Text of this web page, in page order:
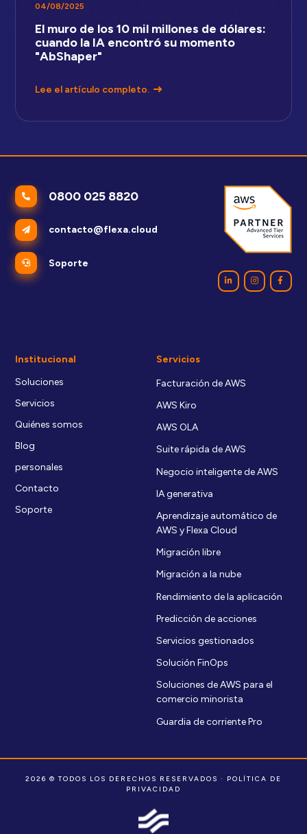
04/08/2025
El muro de los 10 mil millones de dólares:
cuando la IA encontró su momento
"AbShaper"
Lee el artículo completo.
0800 025 8820
contacto@flexa.cloud
Soporte
Institucional
Soluciones
Servicios
Quiénes somos
Blog
personales
Contacto
Soporte
Servicios
Facturación de AWS
AWS Kiro
AWS OLA
Suite rápida de AWS
Negocio inteligente de AWS
IA generativa
Aprendizaje automático de
AWS y Flexa Cloud
Migración libre
Migración a la nube
Rendimiento de la aplicación
Predicción de acciones
Servicios gestionados
Solución FinOps
Soluciones de AWS para el
comercio minorista
Guardia de corriente Pro
2026 © TODOS LOS DERECHOS RESERVADOS · POLÍTICA DE
PRIVACIDAD